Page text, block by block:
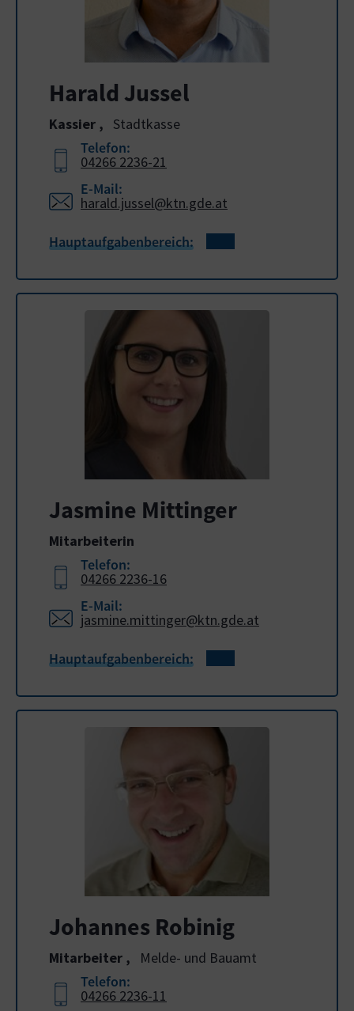
Harald Jussel
Kassier ,
Stadtkasse
Telefon:
04266 2236-21
E-Mail:
harald.jussel@ktn.gde.at
Hauptaufgabenbereich:
Jasmine Mittinger
Mitarbeiterin
Telefon:
04266 2236-16
E-Mail:
jasmine.mittinger@ktn.gde.at
Hauptaufgabenbereich:
Johannes Robinig
Mitarbeiter ,
Melde- und Bauamt
Telefon:
04266 2236-11